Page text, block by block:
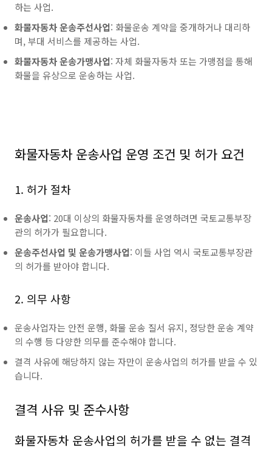
하는 사업.
화물자동차 운송주선사업: 화물운송 계약을 중개하거나 대리하
며, 부대 서비스를 제공하는 사업.
화물자동차 운송가맹사업: 자체 화물자동차 또는 가맹점을 통해
화물을 유상으로 운송하는 사업.
화물자동차 운송사업 운영 조건 및 허가 요건
1. 허가 절차
운송사업: 20대 이상의 화물자동차를 운영하려면 국토교통부장
관의 허가가 필요합니다.
운송주선사업 및 운송가맹사업: 이들 사업 역시 국토교통부장관
의 허가를 받아야 합니다.
2. 의무 사항
운송사업자는 안전 운행, 화물 운송 질서 유지, 정당한 운송 계약
의 수행 등 다양한 의무를 준수해야 합니다.
결격 사유에 해당하지 않는 자만이 운송사업의 허가를 받을 수 있
습니다.
결격 사유 및 준수사항
화물자동차 운송사업의 허가를 받을 수 없는 결격